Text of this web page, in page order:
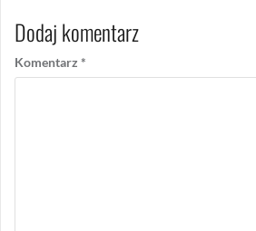
Dodaj komentarz
Komentarz *